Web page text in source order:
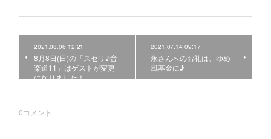
2021.08.06 12:21
8月8日(日)の「スセリ♪音
楽道11」はゲストが変更
になりました！
2021.07.14 09:17
永さんへのお礼は、ゆめ
風基金に♪
0コメント